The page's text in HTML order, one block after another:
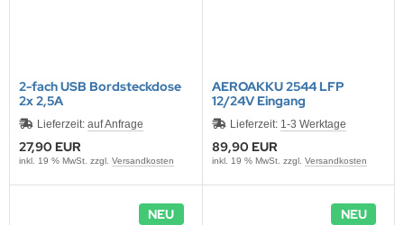
2-fach USB Bordsteckdose
2x 2,5A
Lieferzeit: auf Anfrage
27,90 EUR
inkl. 19 % MwSt. zzgl. Versandkosten
AEROAKKU 2544 LFP
12/24V Eingang
Lieferzeit: 1-3 Werktage
89,90 EUR
inkl. 19 % MwSt. zzgl. Versandkosten
NEU NEU